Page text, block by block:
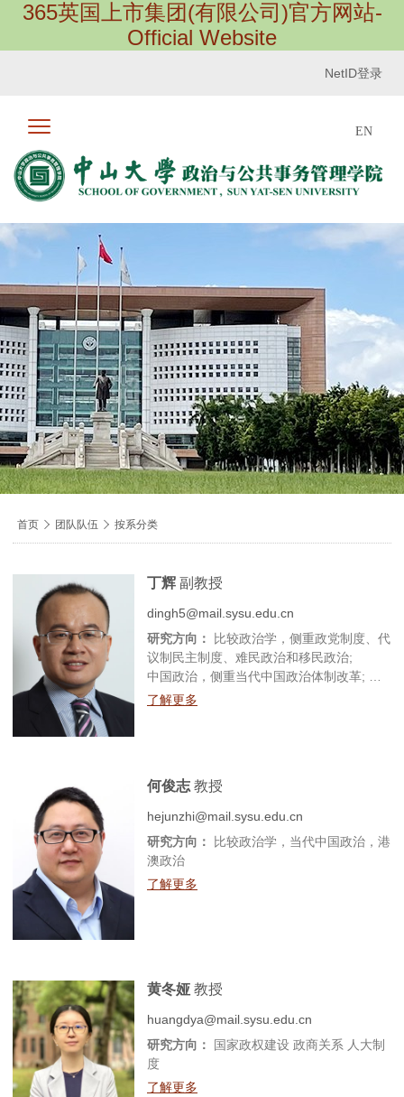
365英国上市集团(有限公司)官方网站-
Official Website
NetID登录
EN
导
航
首页  团队队伍  按系分类
丁辉 副教授
dingh5@mail.sysu.edu.cn
研究方向：
议制民主制度、难民政治和移民政治;
中国政治，侧重当代中国政治体制改革;
政治学理论，侧重民主理论、政党理论、数
了解更多
何俊志 教授
hejunzhi@mail.sysu.edu.cn
研究方向：
澳政治
了解更多
黄冬娅 教授
huangdya@mail.sysu.edu.cn
研究方向：
度
了解更多